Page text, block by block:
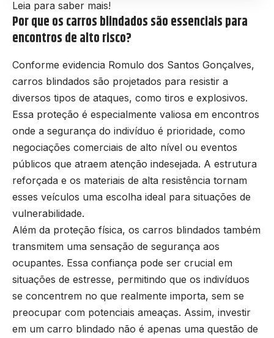
Leia para saber mais!
Por que os carros blindados são essenciais para
encontros de alto risco?
Conforme evidencia Romulo dos Santos Gonçalves,
carros blindados são projetados para resistir a
diversos tipos de ataques, como tiros e explosivos.
Essa proteção é especialmente valiosa em encontros
onde a segurança do indivíduo é prioridade, como
negociações comerciais de alto nível ou eventos
públicos que atraem atenção indesejada. A estrutura
reforçada e os materiais de alta resistência tornam
esses veículos uma escolha ideal para situações de
vulnerabilidade.
Além da proteção física, os carros blindados também
transmitem uma sensação de segurança aos
ocupantes. Essa confiança pode ser crucial em
situações de estresse, permitindo que os indivíduos
se concentrem no que realmente importa, sem se
preocupar com potenciais ameaças. Assim, investir
em um carro blindado não é apenas uma questão de